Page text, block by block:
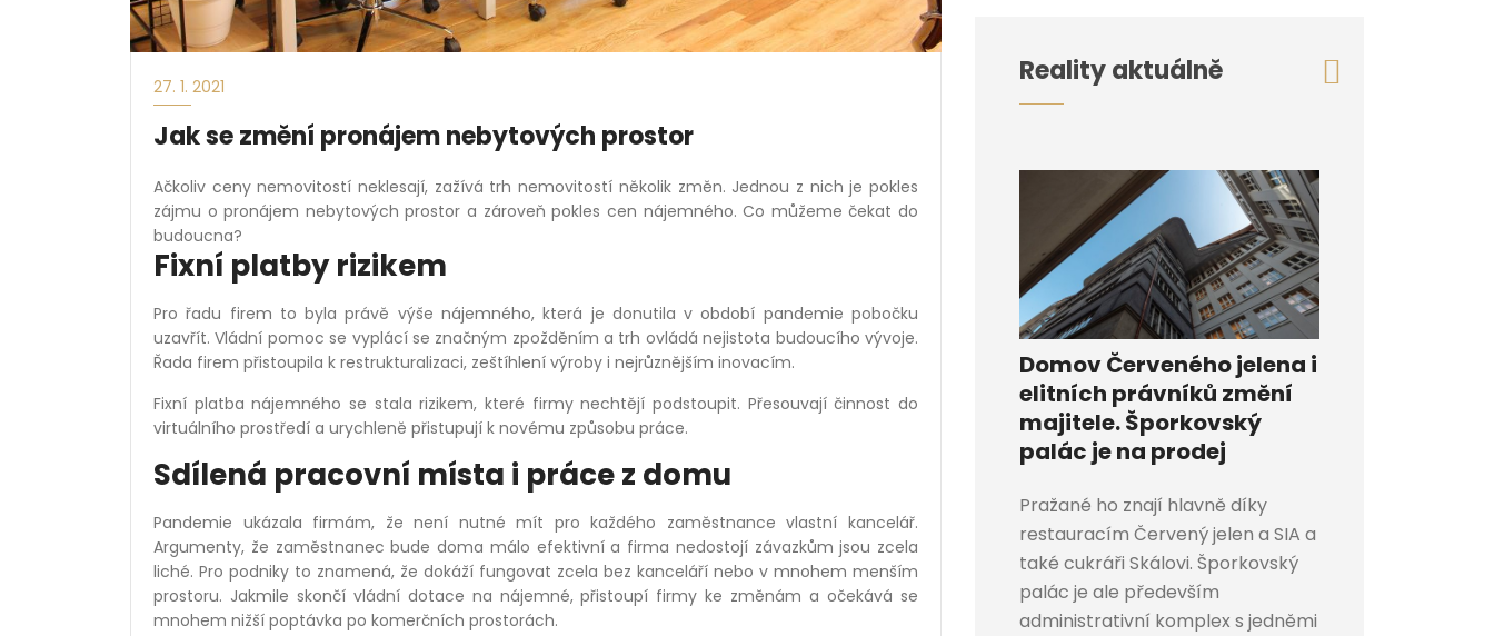
27. 1. 2021
Jak se změní pronájem nebytových prostor
Ačkoliv ceny nemovitostí neklesají, zažívá trh nemovitostí několik změn. Jednou z nich je pokles
zájmu o pronájem nebytových prostor a zároveň pokles cen nájemného. Co můžeme čekat do
budoucna?
Fixní platby rizikem
Pro řadu firem to byla právě výše nájemného, která je donutila v období pandemie pobočku
uzavřít. Vládní pomoc se vyplácí se značným zpožděním a trh ovládá nejistota budoucího vývoje.
Řada firem přistoupila k restrukturalizaci, zeštíhlení výroby i nejrůznějším inovacím.
Fixní platba nájemného se stala rizikem, které firmy nechtějí podstoupit. Přesouvají činnost do
virtuálního prostředí a urychleně přistupují k novému způsobu práce.
Sdílená pracovní místa i práce z domu
Pandemie ukázala firmám, že není nutné mít pro každého zaměstnance vlastní kancelář.
Argumenty, že zaměstnanec bude doma málo efektivní a firma nedostojí závazkům jsou zcela
liché. Pro podniky to znamená, že dokáží fungovat zcela bez kanceláří nebo v mnohem menším
prostoru. Jakmile skončí vládní dotace na nájemné, přistoupí firmy ke změnám a očekává se
mnohem nižší poptávka po komerčních prostorách.
Reality aktuálně
Domov Červeného jelena i
elitních právníků změní
majitele. Šporkovský
palác je na prodej
Pražané ho znají hlavně díky
restauracím Červený jelen a SIA a
také cukráři Skálovi. Šporkovský
palác je ale především
administrativní komplex s jedněmi